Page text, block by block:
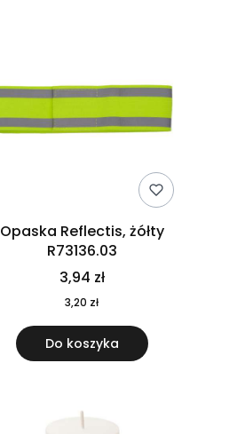
Opaska Reflectis, żółty
R73136.03
3,94 zł
3,20 zł
Do koszyka